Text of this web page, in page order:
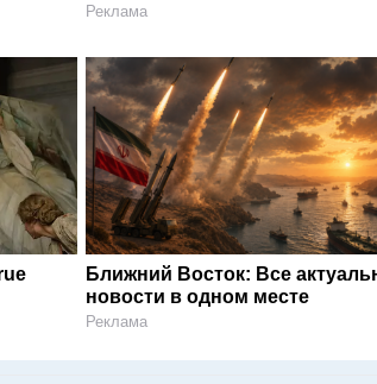
Реклама
Ближний Восток: Все
новости в одном месте
Реклама